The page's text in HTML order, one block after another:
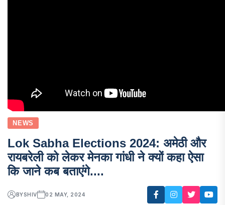
NEWS
Lok Sabha Elections 2024: अमेठी और
रायबरेली को लेकर मेनका गांधी ने क्यों कहा ऐसा
कि जाने कब बताएंगे....
BYSHIV 02 MAY, 2024